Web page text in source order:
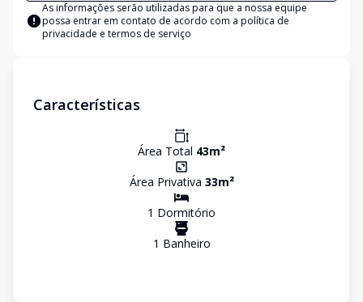
As informações serão utilizadas para que a nossa equipe
possa entrar em contato de acordo com a política de
privacidade e termos de serviço
Características
Área Total 43m²
Área Privativa 33m²
1 Dormitório
1 Banheiro